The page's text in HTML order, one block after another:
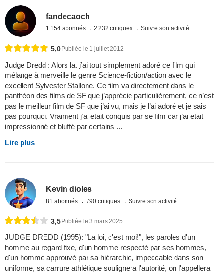
fandecaoch
1 154 abonnés 2 232 critiques Suivre son activité
5,0 Publiée le 1 juillet 2012
Judge Dredd : Alors la, j’ai tout simplement adoré ce film qui
mélange à merveille le genre Science-fiction/action avec le
excellent Sylvester Stallone. Ce film va directement dans le
panthéon des films de SF que j’apprécie particulièrement, ce n’est
pas le meilleur film de SF que j’ai vu, mais je l’ai adoré et je sais
pas pourquoi. Vraiment j’ai était conquis par se film car j’ai était
impressionné et bluffé par certains ...
Lire plus
Kevin dioles
81 abonnés 790 critiques Suivre son activité
3,5 Publiée le 3 mars 2025
JUDGE DREDD (1995): "La loi, c'est moi!", les paroles d'un
homme au regard fixe, d'un homme respecté par ses hommes,
d'un homme approuvé par sa hiérarchie, impeccable dans son
uniforme, sa carrure athlétique soulignera l'autorité, on l'appellera